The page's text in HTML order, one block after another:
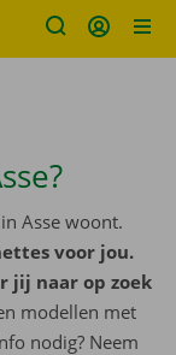
Asse woont.
voor jou.
jij naar op zoek
modellen met
nodig? Neem